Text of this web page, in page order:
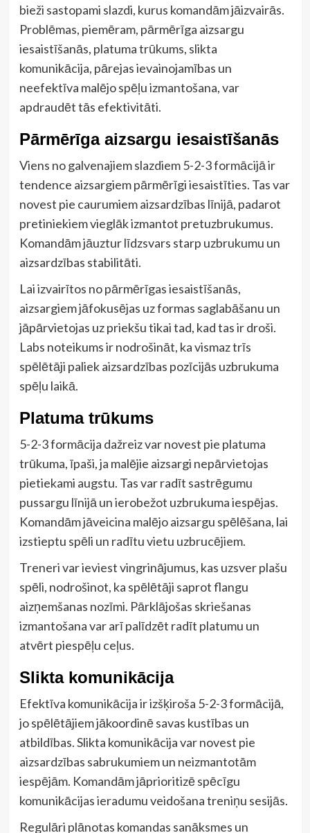
bieži sastopami slazdi, kurus komandām jāizvairās.
Problēmas, piemēram, pārmērīga aizsargu
iesaistīšanās, platuma trūkums, slikta
komunikācija, pārejas ievainojamības un
neefektīva malējo spēļu izmantošana, var
apdraudēt tās efektivitāti.
Pārmērīga aizsargu iesaistīšanās
Viens no galvenajiem slazdiem 5-2-3 formācijā ir
tendence aizsargiem pārmērīgi iesaistīties. Tas var
novest pie caurumiem aizsardzības līnijā, padarot
pretiniekiem vieglāk izmantot pretuzbrukumus.
Komandām jāuztur līdzsvars starp uzbrukumu un
aizsardzības stabilitāti.
Lai izvairītos no pārmērīgas iesaistīšanās,
aizsargiem jāfokusējas uz formas saglabāšanu un
jāpārvietojas uz priekšu tikai tad, kad tas ir droši.
Labs noteikums ir nodrošināt, ka vismaz trīs
spēlētāji paliek aizsardzības pozīcijās uzbrukuma
spēļu laikā.
Platuma trūkums
5-2-3 formācija dažreiz var novest pie platuma
trūkuma, īpaši, ja malējie aizsargi nepārvietojas
pietiekami augstu. Tas var radīt sastrēgumu
pussargu līnijā un ierobežot uzbrukuma iespējas.
Komandām jāveicina malējo aizsargu spēlēšana, lai
izstieptu spēli un radītu vietu uzbrucējiem.
Treneri var ieviest vingrinājumus, kas uzsver plašu
spēli, nodrošinot, ka spēlētāji saprot flangu
aizņemšanas nozīmi. Pārklājošas skriešanas
izmantošana var arī palīdzēt radīt platumu un
atvērt piespēļu ceļus.
Slikta komunikācija
Efektīva komunikācija ir izšķiroša 5-2-3 formācijā,
jo spēlētājiem jākoordinē savas kustības un
atbildības. Slikta komunikācija var novest pie
aizsardzības sabrukumiem un neizmantotām
iespējām. Komandām jāprioritizē spēcīgu
komunikācijas ieradumu veidošana treniņu sesijās.
Regulāri plānotas komandas sanāksmes un